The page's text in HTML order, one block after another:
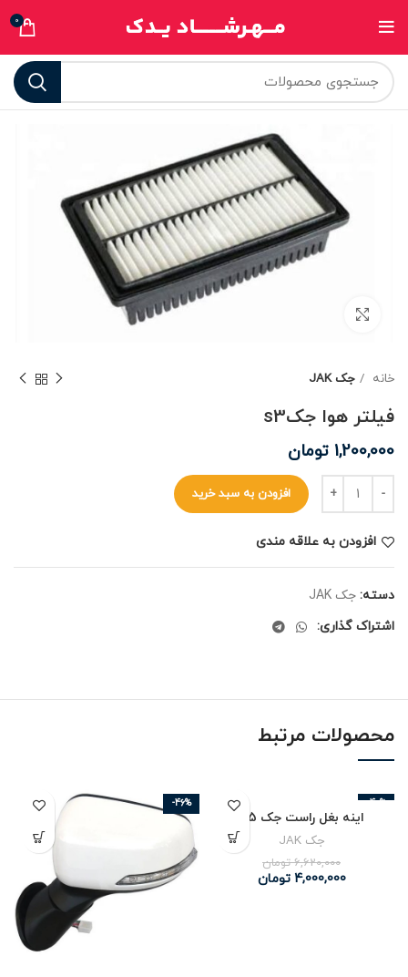
0
خانه جک JAK
فیلتر هوا جکs3
1,200,000 تومان
افزودن به سبد خرید
افزودن به علاقه مندی
دسته: جک JAK
اشتراک گذاری:
محصولات مرتبط
-40%
اینه بغل راست جک J5
جک JAK
6,620,000 تومان
4,000,000 تومان
-46%